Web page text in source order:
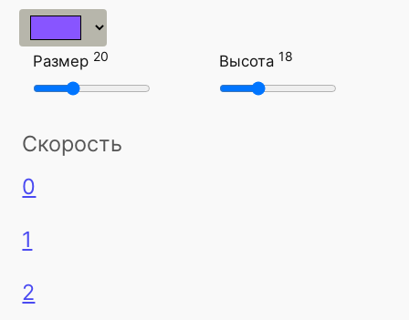
Размер 20 Высота 18
Скорость
0
1
2